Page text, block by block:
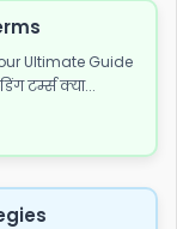
Ultimate Guide
टर्म्स क्या...